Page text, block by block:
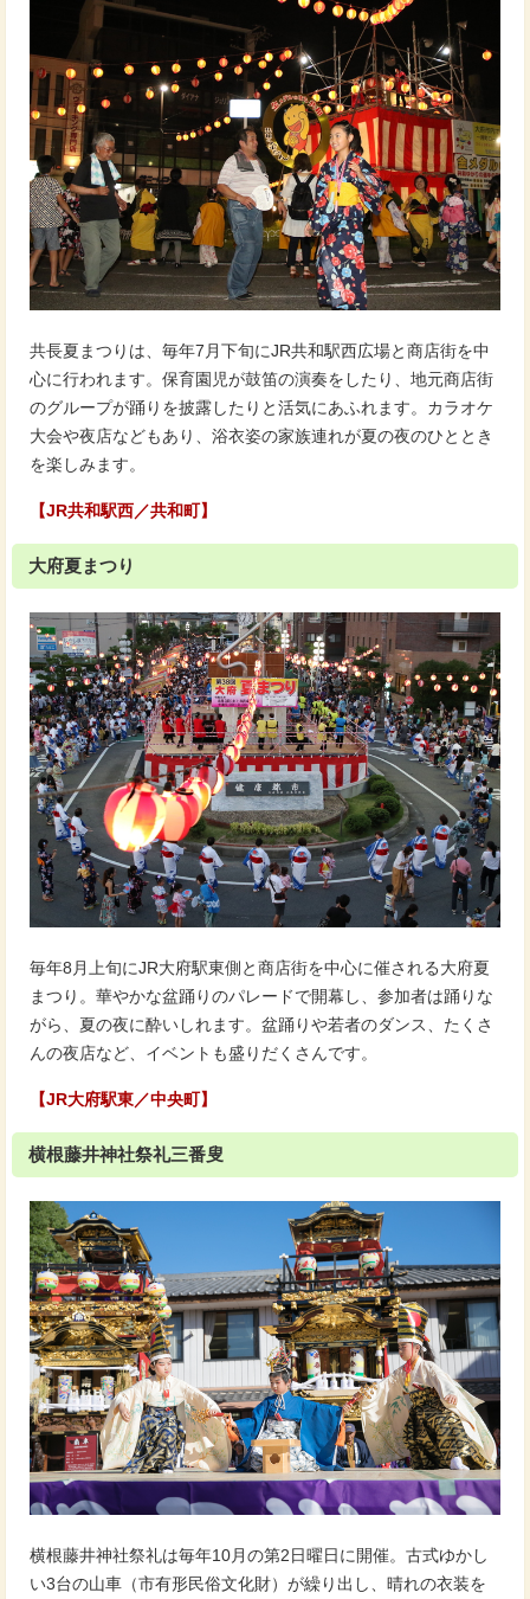
共長夏まつりは、毎年7月下旬にJR共和駅西広場と商店街を中
心に行われます。保育園児が鼓笛の演奏をしたり、地元商店街
のグループが踊りを披露したりと活気にあふれます。カラオケ
大会や夜店などもあり、浴衣姿の家族連れが夏の夜のひととき
を楽しみます。
【JR共和駅西／共和町】
大府夏まつり
毎年8月上旬にJR大府駅東側と商店街を中心に催される大府夏
まつり。華やかな盆踊りのパレードで開幕し、参加者は踊りな
がら、夏の夜に酔いしれます。盆踊りや若者のダンス、たくさ
んの夜店など、イベントも盛りだくさんです。
【JR大府駅東／中央町】
横根藤井神社祭礼三番叟
横根藤井神社祭礼は毎年10月の第2日曜日に開催。古式ゆかし
い3台の山車（市有形民俗文化財）が繰り出し、晴れの衣装を